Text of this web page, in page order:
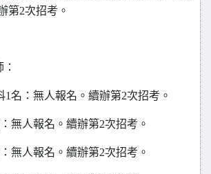
第2次招考。
1名：無人報名。續辦第2次招考。
無人報名。續辦第2次招考。
無人報名。續辦第2次招考。